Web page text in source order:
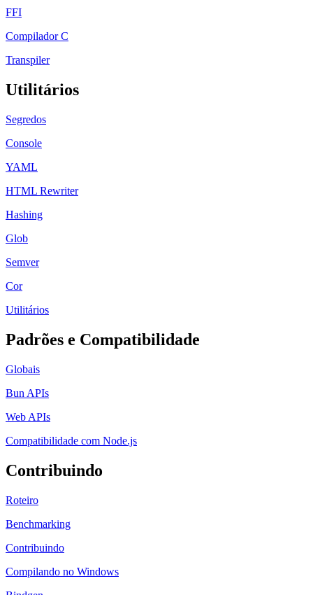
FFI
Compilador C
Transpiler
Utilitários
Segredos
Console
YAML
HTML Rewriter
Hashing
Glob
Semver
Cor
Utilitários
Padrões e Compatibilidade
Globais
Bun APIs
Web APIs
Compatibilidade com Node.js
Contribuindo
Roteiro
Benchmarking
Contribuindo
Compilando no Windows